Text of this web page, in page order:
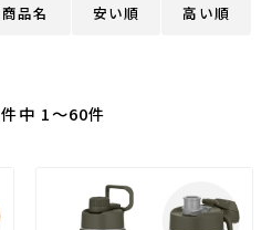
商品名 安い順 高い順
件中 1～60件